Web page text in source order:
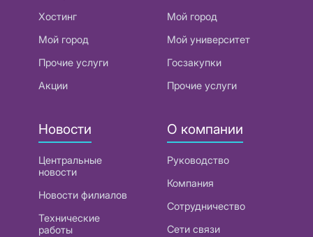
Хостинг
Мой город
Прочие услуги
Акции
Мой город
Мой университет
Госзакупки
Прочие услуги
Новости
Центральные
новости
Новости филиалов
Технические
работы
О компании
Руководство
Компания
Сотрудничество
Сети связи